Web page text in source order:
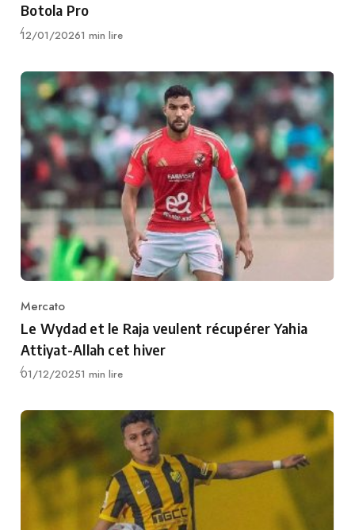
Botola Pro
Publié
12/01/20261 min lire
Category
Mercato
Le Wydad et le Raja veulent récupérer Yahia
Attiyat-Allah cet hiver
Publié
01/12/20251 min lire